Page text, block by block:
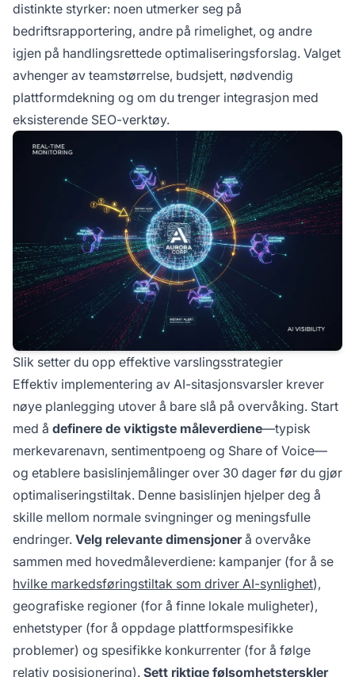
distinkte styrker: noen utmerker seg på
bedriftsrapportering, andre på rimelighet, og andre
igjen på handlingsrettede optimaliseringsforslag. Valget
avhenger av teamstørrelse, budsjett, nødvendig
plattformdekning og om du trenger integrasjon med
eksisterende SEO-verktøy.
Slik setter du opp effektive varslingsstrategier
Effektiv implementering av AI-sitasjonsvarsler krever
nøye planlegging utover å bare slå på overvåking. Start
med å definere de viktigste måleverdiene—typisk
merkevarenavn, sentimentpoeng og Share of Voice—
og etablere basislinjemålinger over 30 dager før du gjør
optimaliseringstiltak. Denne basislinjen hjelper deg å
skille mellom normale svingninger og meningsfulle
endringer. Velg relevante dimensjonerå overvåke
sammen med hovedmåleverdiene: kampanjer (for å se
hvilke markedsføringstiltak som driver AI-synlighet),
geografiske regioner (for å finne lokale muligheter),
enhetstyper (for å oppdage plattformspesifikke
problemer) og spesifikke konkurrenter (for å følge
relativ posisjonering). Sett riktige følsomhetsterskler